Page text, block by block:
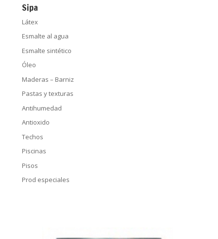
Sipa
Látex
Esmalte al agua
Esmalte sintético
Óleo
Maderas – Barniz
Pastas y texturas
Antihumedad
Antioxido
Techos
Piscinas
Pisos
Prod especiales